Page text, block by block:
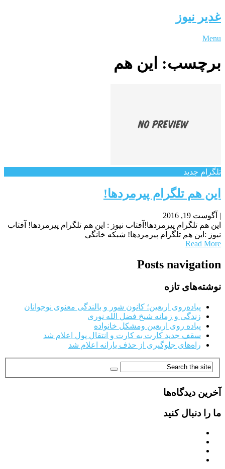
غدیر نیوز
Menu
برچسب: این هم
تلگرام جدید
این هم تلگرام پیرمردها!
| آگوست 19, 2016
این هم تلگرام پیرمردها!آفتاب نیوز : این هم تلگرام پیرمردها! آفتاب
نیوز :این هم تلگرام پیرمردها! شبکه خانگی
Read More
Posts navigation
نوشته‌های تازه
پیاده‌روی اربعین؛ کانون شور و بالندگی معنوی نوجوانان
زندگی و زمانه شیخ فضل الله نوری
پیاده روی اربعین ومشکل خانواده
سقف جدید کارت به کارت و انتقال پول اعلام شد
راه‌های جلوگیری از حذف یارانه اعلام شد
آخرین دیدگاه‌ها
ما را دنبال کنید